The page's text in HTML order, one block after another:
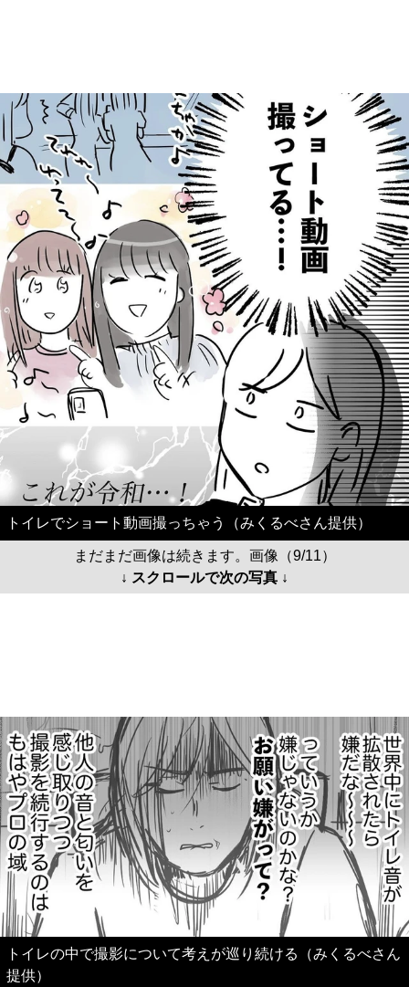
トイレでショート動画撮っちゃう（みくるべさん提供）
まだまだ画像は続きます。画像（9/11）
↓ スクロールで次の写真 ↓
トイレの中で撮影について考えが巡り続ける（みくるべさん
提供）